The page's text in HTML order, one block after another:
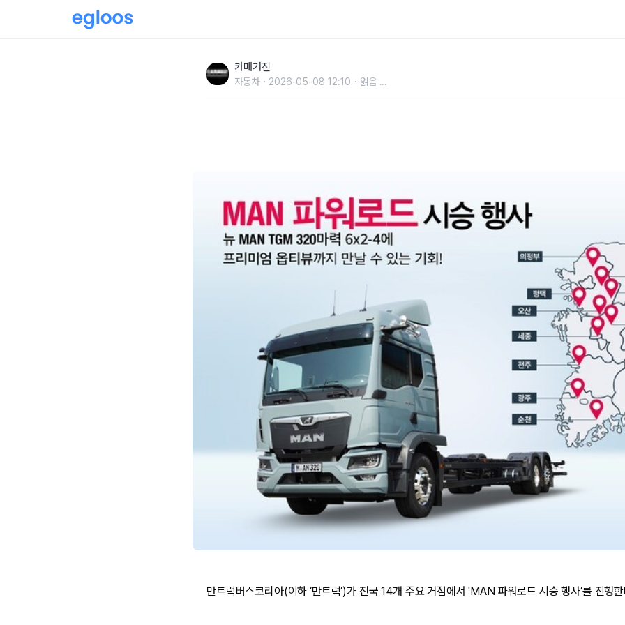
카매거진
자동차 2026-05-08 12:10 읽음 ...
만트럭버스코리아(이하 ‘만트럭’)가 전국 14개 주요 거점에서 'MAN 파워로드 시승 행사’를 진행